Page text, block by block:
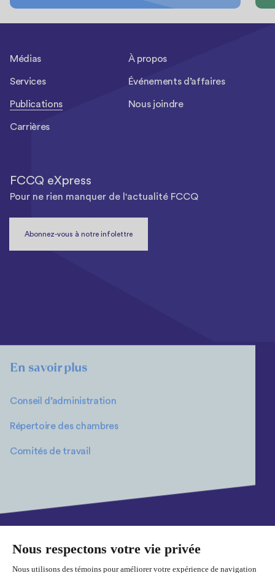
En savoir plus
Conseil d’administration
Répertoire des chambres
Comités de travail
Médias À propos
Services Événements d’affaires
Publications Nous joindre
Carrières
FCCQ eXpress
Pour ne rien manquer de l'actualité FCCQ
Abonnez-vous à notre infolettre